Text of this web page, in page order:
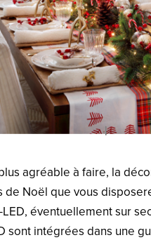
agréable à faire, la
Noël que vous
éventuellement sur
sont intégrées dans une